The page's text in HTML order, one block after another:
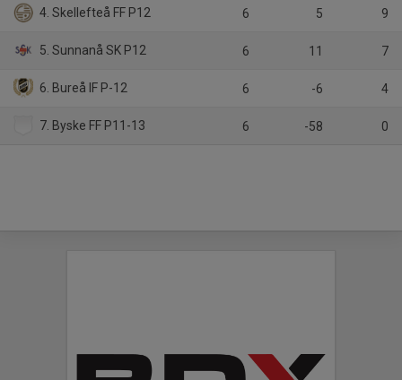
4. Skellefteå FF P12 6 5 9
5. Sunnanå SK P12 6 11 7
6. Bureå IF P-12 6 -6 4
7. Byske FF P11-13 6 -58 0